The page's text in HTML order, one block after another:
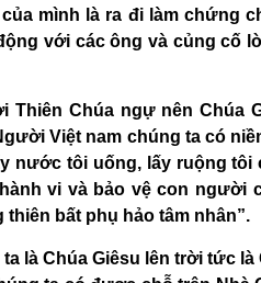
mình là ra đi làm chứng
với các ông và củng cố
Chúa ngự nên Chúa
Việt nam chúng ta có
nước tôi uống, lấy ruộng
vi và bảo vệ con
thiên bất phụ hảo tâm nhân”.
là Chúa Giêsu lên trời tức